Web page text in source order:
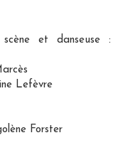
et danseuse :
Lefèvre
Forster